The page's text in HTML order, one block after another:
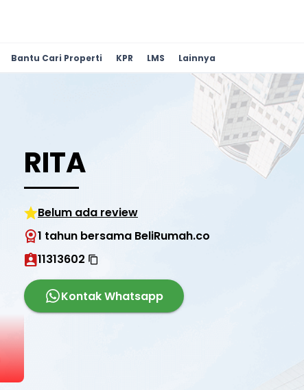
Bantu Cari Properti KPR LMS Lainnya
RITA
Belum ada review
1 tahun bersama BeliRumah.co
11313602
Kontak Whatsapp